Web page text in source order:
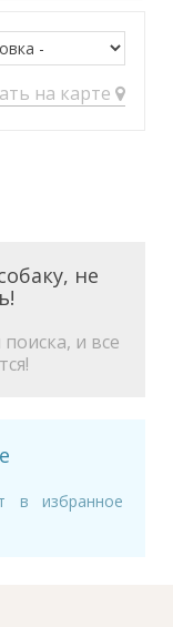
на карте
не
и все
в избранное